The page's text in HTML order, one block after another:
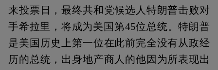
来投票日，最终共和党候选人特朗普击败对
手希拉里，将成为美国第45位总统。特朗普
是美国历史上第一位在此前完全没有从政经
历的总统，出身地产商人的他因为所表现出